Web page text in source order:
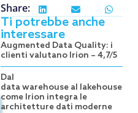
Share:
Ti potrebbe anche
interessare
Augmented Data Quality: i
clienti valutano Irion – 4,7/5
Dal
data warehouse al lakehouse:
come Irion integra le
architetture dati moderne